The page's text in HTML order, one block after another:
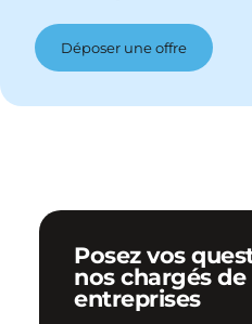
Déposer une offre
Posez vos
nos chargés
entreprises